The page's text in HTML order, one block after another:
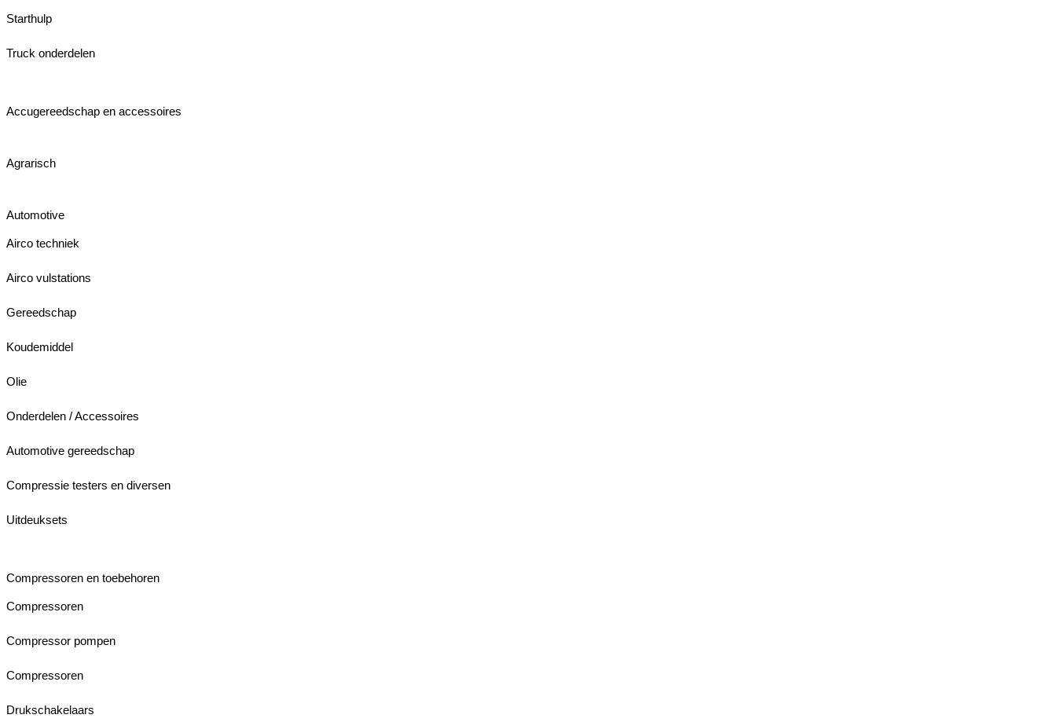
Starthulp
Truck onderdelen
Accugereedschap en accessoires
Agrarisch
Automotive
Airco techniek
Airco vulstations
Gereedschap
Koudemiddel
Olie
Onderdelen / Accessoires
Automotive gereedschap
Compressie testers en diversen
Uitdeuksets
Compressoren en toebehoren
Compressoren
Compressor pompen
Compressoren
Drukschakelaars